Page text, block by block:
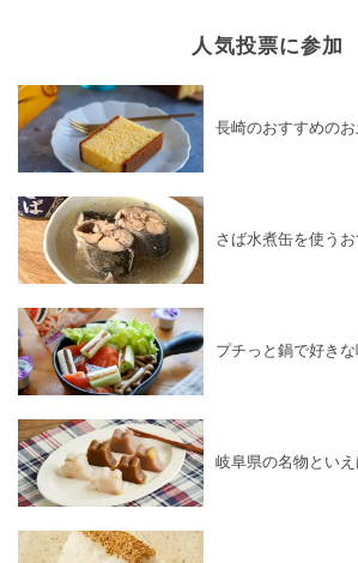
人気投票に参加
長崎のおすすめのお
さば水煮缶を使う
プチっと鍋で好きな
岐阜県の名物といえ